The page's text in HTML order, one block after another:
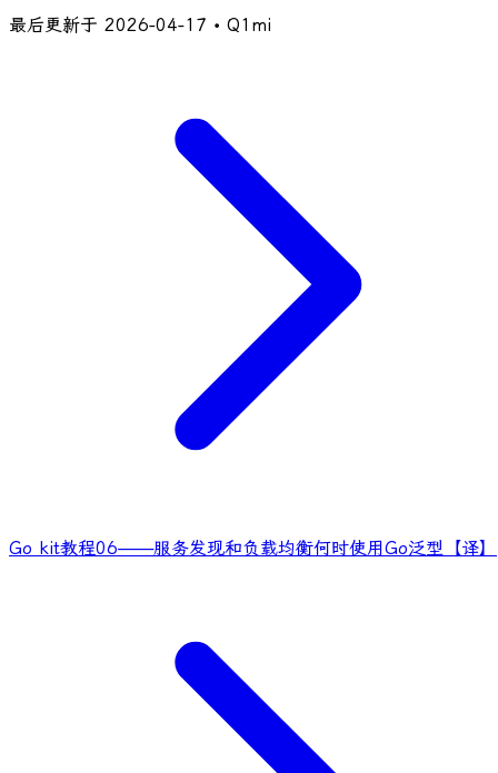
最后更新于 2026-04-17 • Q1mi
Go kit教程06——服务发现和负载均衡何时使用Go泛型【译】